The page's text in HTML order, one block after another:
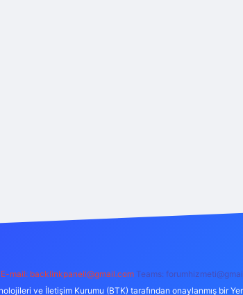
E-mail: backlinkpaneli@gmail.com Teams:
ve İletişim Kurumu (BTK) tarafından onaylanmış